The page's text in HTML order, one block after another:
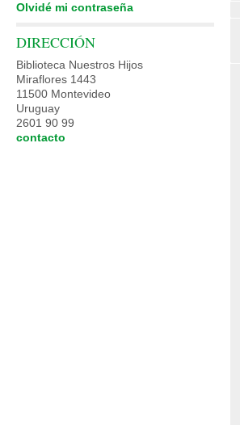
Olvidé mi contraseña
DIRECCIÓN
Biblioteca Nuestros Hijos
Miraflores 1443
11500 Montevideo
Uruguay
2601 90 99
contacto